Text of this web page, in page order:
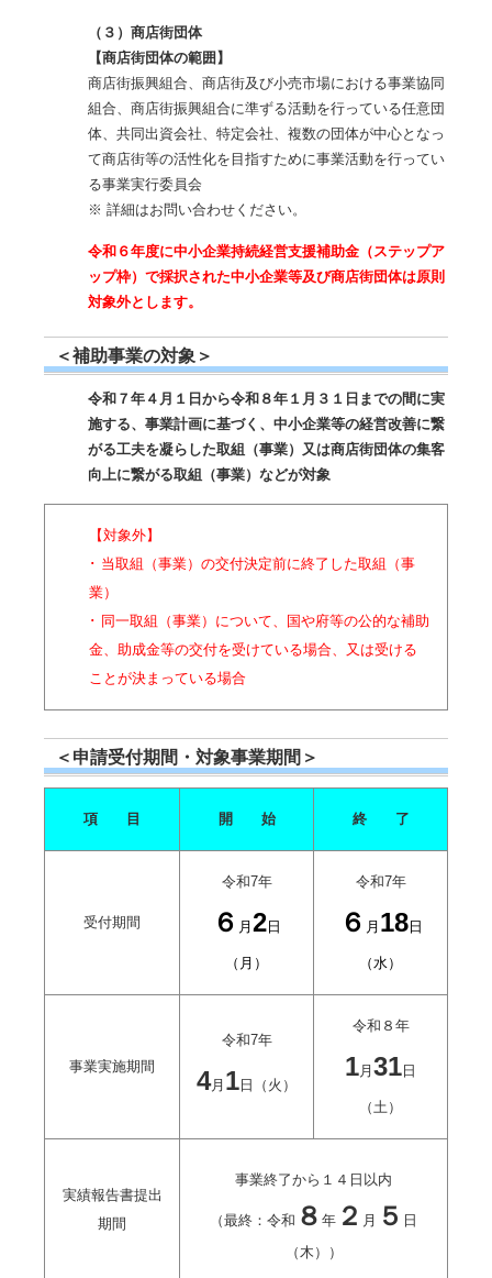
（３）商店街団体
【商店街団体の範囲】
商店街振興組合、商店街及び小売市場における事業協同
組合、商店街振興組合に準ずる活動を行っている任意団
体、共同出資会社、特定会社、複数の団体が中心となっ
て商店街等の活性化を目指すために事業活動を行ってい
る事業実行委員会
※ 詳細はお問い合わせください。
令和６年度に中小企業持続経営支援補助金（ステップア
ップ枠）で採択された中小企業等及び商店街団体は原則
対象外とします。
＜補助事業の対象＞
令和７年４月１日から令和８年１月３１日までの間に実
施する、事業計画に基づく、中小企業等の経営改善に繋
がる工夫を凝らした取組（事業）又は商店街団体の集客
向上に繋がる取組（事業）などが対象
【対象外】
･ 当取組（事業）の交付決定前に終了した取組（事
業）
･ 同一取組（事業）について、国や府等の公的な補助
金、助成金等の交付を受けている場合、又は受ける
ことが決まっている場合
＜申請受付期間・対象事業期間＞
項 目 開 始 終 了
受付期間
令和7年
６ 月 2 日
（月）
令和7年
６ 月 18日
（水）
事業実施期間
令和7年
4月 1 日（火）
令和８年
1 月 31 日
（土）
実績報告書提出
期間
事業終了から１４日以内
（最終：令和 ８ 年 ２ 月 ５ 日
（木））